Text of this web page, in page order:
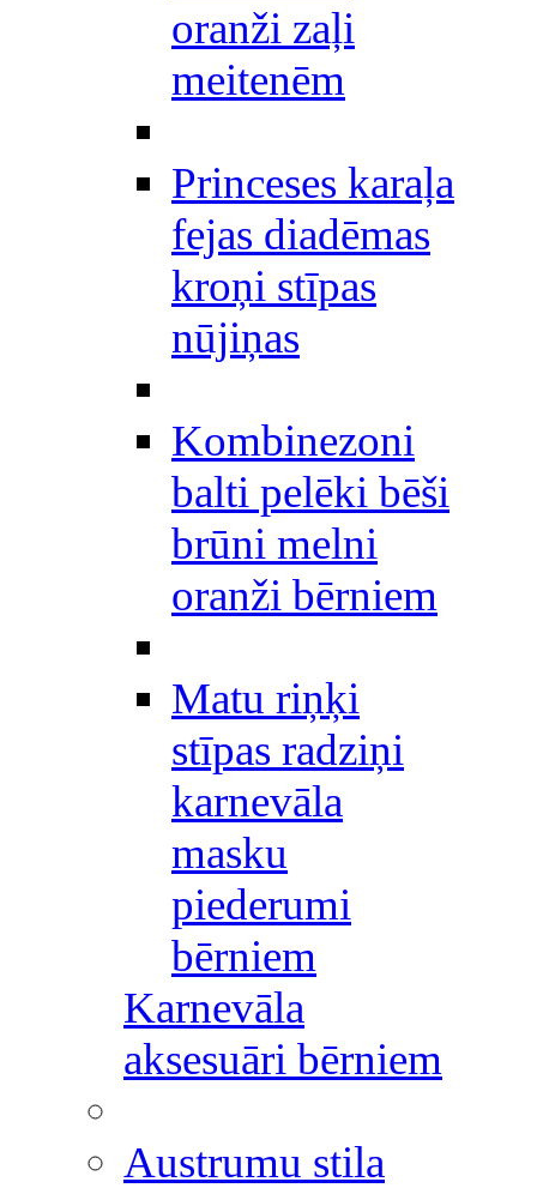
oranži zaļi
meitenēm
Princeses karaļa
fejas diadēmas
kroņi stīpas
nūjiņas
Kombinezoni
balti pelēki bēši
brūni melni
oranži bērniem
Matu riņķi
stīpas radziņi
karnevāla
masku
piederumi
bērniem
Karnevāla
aksesuāri bērniem
Austrumu stila